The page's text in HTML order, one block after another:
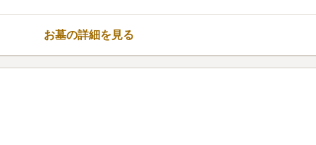
お墓の詳細を見る